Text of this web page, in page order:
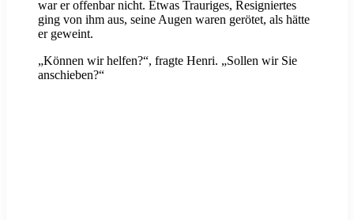
war er offenbar nicht. Etwas Trauriges, Resigniertes
ging von ihm aus, seine Augen waren gerötet, als hätte
er geweint.
„Können wir helfen?“, fragte Henri. „Sollen wir Sie
anschieben?“